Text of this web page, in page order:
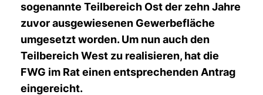
sogenannte Teilbereich Ost der zehn Jahre
zuvor ausgewiesenen Gewerbefläche
umgesetzt worden. Um nun auch den
Teilbereich West zu realisieren, hat die
FWG im Rat einen entsprechenden Antrag
eingereicht.